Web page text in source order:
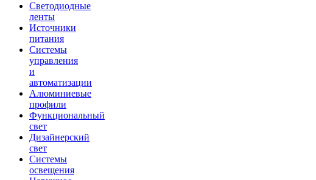
Светодиодные
ленты
Источники
питания
Системы
управления
и
автоматизации
Алюминиевые
профили
Функциональный
свет
Дизайнерский
свет
Системы
освещения